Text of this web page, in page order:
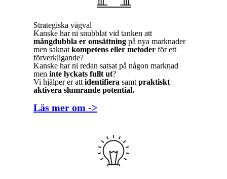
Strategiska vägval
Kanske har ni snubblat vid tanken att
mångdubbla er omsättning på nya marknader
men saknat kompetens eller metoder för ett
förverkligande?
Kanske har ni redan satsat på någon marknad
men inte lyckats fullt ut?
Vi hjälper er att identifiera samt praktiskt
aktivera slumrande potential.
Läs mer om ->